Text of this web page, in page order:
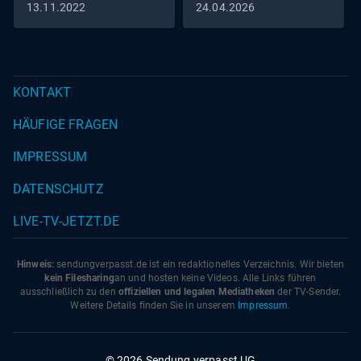
13.11.2022
24.04.2026
KONTAKT
HÄUFIGE FRAGEN
IMPRESSUM
DATENSCHUTZ
LIVE-TV-JETZT.DE
Hinweis: sendungverpasst.de ist ein redaktionelles Verzeichnis. Wir bieten
kein Filesharingan und hosten keine Videos. Alle Links führen
ausschließlich zu den offiziellen und legalen Mediatheken der TV-Sender.
Weitere Details finden Sie in unserem Impressum.